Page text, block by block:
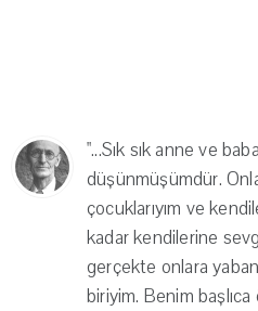
"...Sık sık anne ve
düşünmüşümdür.
çocuklarıyım ve
kadar kendilerine
gerçekte onlara
biriyim. Benim